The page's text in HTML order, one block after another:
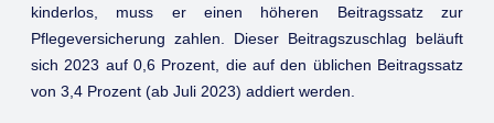
kinderlos, muss er einen höheren Beitragssatz zur
Pflegeversicherung zahlen. Dieser Beitragszuschlag beläuft
sich 2023 auf 0,6 Prozent, die auf den üblichen Beitragssatz
von 3,4 Prozent (ab Juli 2023) addiert werden.